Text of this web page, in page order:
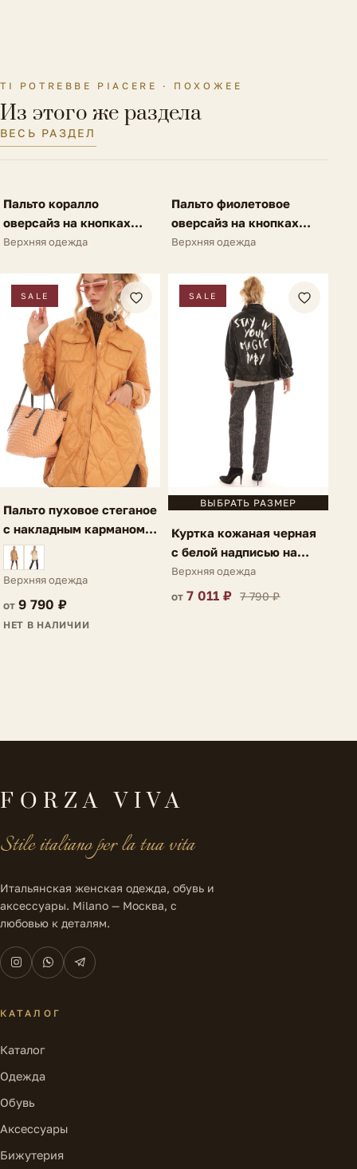
Размер на модели
TI POTREBBE PIACERE · ПОХОЖЕЕ
Из этого же раздела
ВЕСЬ РАЗДЕЛ
SALE
FV
Пальто коралло
оверсайз на кнопках
A62
Верхняя одежда
SALE
FV
Пальто фиолетовое
оверсайз на кнопках
A62
Верхняя одежда
SALE
Пальто пуховое стеганое
с накладным карманом
темно-оранжевое Ria
Верхняя одежда
от 9 790 ₽
НЕТ В НАЛИЧИИ
SALE
ВЫБРАТЬ РАЗМЕР
Куртка кожаная черная
с белой надписью на
спине Lauria
Верхняя одежда
от7 011 ₽ 7 790 ₽
FORZA VIVA
Stile italiano per la tua vita
Итальянская женская одежда, обувь и
аксессуары. Milano — Москва, с
любовью к деталям.
КАТАЛОГ
Каталог
Одежда
Обувь
Аксессуары
Бижутерия